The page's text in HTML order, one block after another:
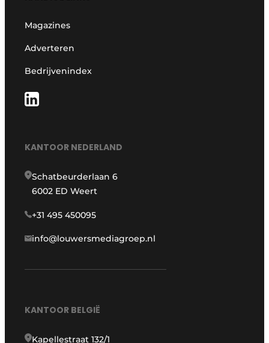
Magazines
Adverteren
Bedrijvenindex
KANTOOR NEDERLAND
Schatbeurderlaan 6
6002 ED Weert
+31 495 450095
info@louwersmediagroep.nl
KANTOOR BELGIË
Kapellestraat 132/1